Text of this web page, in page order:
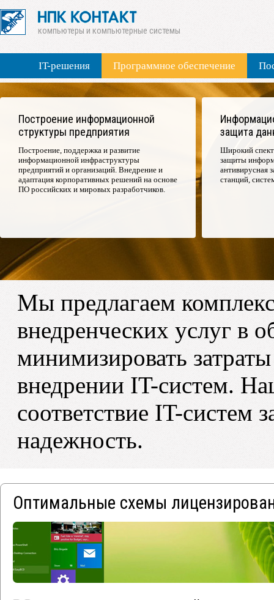
IT-решения Программное обеспечение
компьютеры и компьютерные системы
Построение информационной
структуры предприятия
Построение, поддержка и развитие
информационной инфраструктуры
предприятий и организаций. Внедрение и
адаптация корпоративных решений на основе
ПО российских и мировых разработчиков.
защита
Широкий
защиты
антивирусная
станций,
Мы предлагаем
внедренческих услуг в
минимизировать
внедрении IT-систем.
соответствие IT-систем
надежность.
Оптимальные схемы